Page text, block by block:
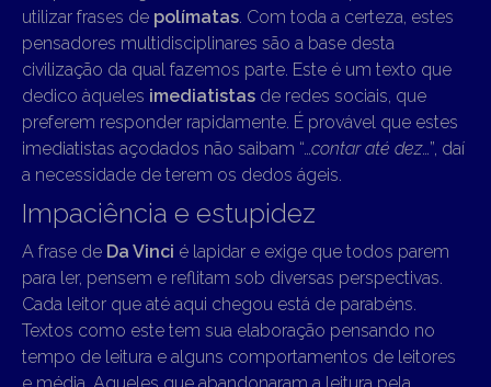
utilizar frases de polímatas . Com toda a certeza, estes
pensadores multidisciplinares são a base desta
civilização da qual fazemos parte. Este é um texto que
dedico àqueles imediatistas de redes sociais, que
preferem responder rapidamente. É provável que estes
imediatistas açodados não saibam “… contar até dez…”, daí
a necessidade de terem os dedos ágeis.
Impaciência e estupidez
A frase de Da Vinci é lapidar e exige que todos parem
para ler, pensem e reflitam sob diversas perspectivas.
Cada leitor que até aqui chegou está de parabéns.
Textos como este tem sua elaboração pensando no
tempo de leitura e alguns comportamentos de leitores